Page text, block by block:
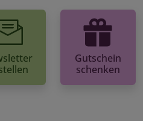
Gutschein
schenken